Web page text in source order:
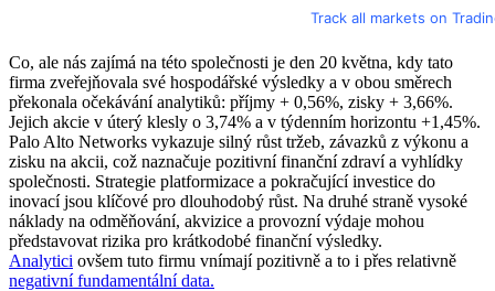
Track all markets on
Co, ale nás zajímá na této společnosti je den 20 května, kdy tato
firma zveřejňovala své hospodářské výsledky a v obou směrech
překonala očekávání analytiků: příjmy + 0,56%, zisky + 3,66%.
Jejich akcie v úterý klesly o 3,74% a v týdenním horizontu +1,45%.
Palo Alto Networks vykazuje silný růst tržeb, závazků z výkonu a
zisku na akcii, což naznačuje pozitivní finanční zdraví a vyhlídky
společnosti. Strategie platformizace a pokračující investice do
inovací jsou klíčové pro dlouhodobý růst. Na druhé straně vysoké
náklady na odměňování, akvizice a provozní výdaje mohou
představovat rizika pro krátkodobé finanční výsledky.
Analytici ovšem tuto firmu vnímají pozitivně a to i přes relativně
negativní fundamentální data.